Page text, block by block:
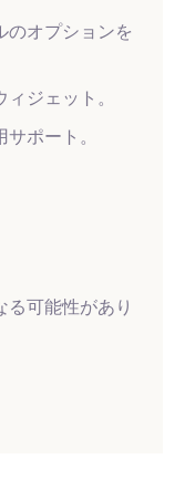
のオプションを
ジェット。
ポート。
可能性があり